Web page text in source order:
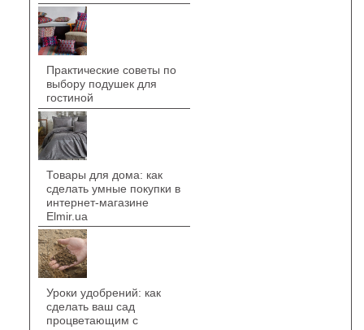
Практические советы по
выбору подушек для
гостиной
Товары для дома: как
сделать умные покупки в
интернет-магазине
Elmir.ua
Уроки удобрений: как
сделать ваш сад
процветающим с